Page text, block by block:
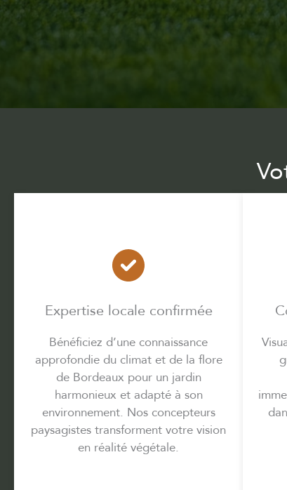
Expertise locale confirmée
Bénéficiez d’une connaissance
approfondie du climat et de la flore
de Bordeaux pour un jardin
harmonieux et adapté à son
environnement. Nos concepteurs
paysagistes transforment votre vision
en réalité végétale.